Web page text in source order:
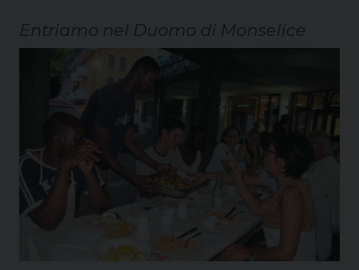
Entriamo nel Duomo di Monselice